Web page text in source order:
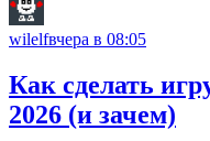
wilelfвчера в 08:05
Как сделать
2026 (и зачем)